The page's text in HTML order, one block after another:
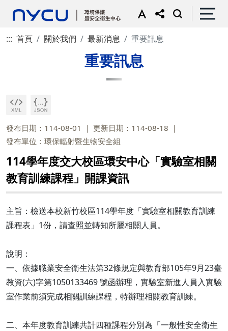
::: 首頁 關於我們 最新消息 重要訊息
重要訊息
發布日期：114-08-01
更新日期：114-08-18
發布單位：環保輻射暨生物安全組
114學年度交大校區環安中心「實驗室相關
教育訓練課程」開課資訊
主旨：檢送本校新竹校區114學年度「實驗室相關教育訓練
課程表」1份，請查照並轉知所屬相關人員。
說明：
一、依據職業安全衛生法第32條規定與教育部105年9月23臺
教資(六)字第1050133469 號函辦理，實驗室新進人員入實驗
室作業前須完成相關訓練課程，特辦理相關教育訓練。
二、本年度教育訓練共計四種課程分別為「一般性安全衛生